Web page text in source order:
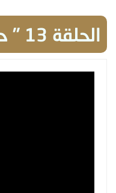
الحلقة 13 ” حلاوة العبادة “